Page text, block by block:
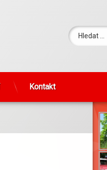
Vyhledávání
Kontakt